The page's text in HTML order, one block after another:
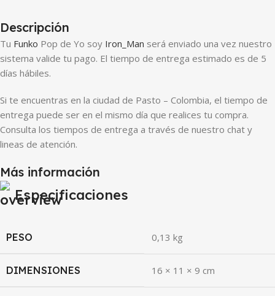
Descripción
Tu Funko Pop de Yo soy Iron_Man será enviado una vez nuestro
sistema valide tu pago. El tiempo de entrega estimado es de 5
días hábiles.
Si te encuentras en la ciudad de Pasto – Colombia, el tiempo de
entrega puede ser en el mismo día que realices tu compra.
Consulta los tiempos de entrega a través de nuestro chat y
lineas de atención.
Más información
Especificaciones
PESO 0,13 kg
DIMENSIONES 16 × 11 × 9 cm